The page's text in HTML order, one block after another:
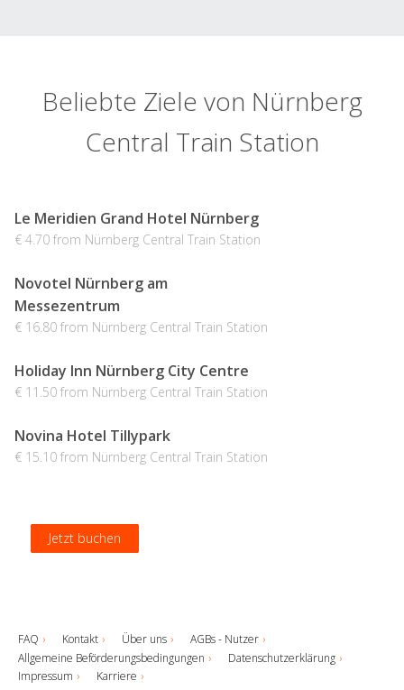
Beliebte Ziele von Nürnberg
Central Train Station
Le Meridien Grand Hotel Nürnberg
€ 4.70 from Nürnberg Central Train Station
Jetzt buchen
Novotel Nürnberg am
Messezentrum
€ 16.80 from Nürnberg Central Train Station
Jetzt buchen
Holiday Inn Nürnberg City Centre
€ 11.50 from Nürnberg Central Train Station
Jetzt buchen
Novina Hotel Tillypark
€ 15.10 from Nürnberg Central Train Station
Jetzt buchen
FAQ Kontakt Über uns
AGBs - Nutzer
Allgemeine Beförderungsbedingungen
Datenschutzerklärung
Impressum
Karriere